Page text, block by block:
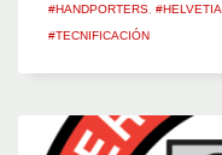
#HANDPORTERS #HELVETIA
#TECNIFICACIÓN